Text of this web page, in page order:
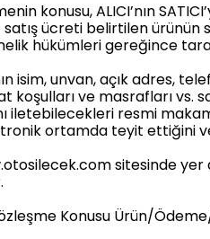
konusu, ALICI’nın
ücreti belirtilen ürünün
hükümleri gereğince
isim, unvan, açık adres,
koşulları ve masrafları vs.
iletebilecekleri resmi
ortamda teyit ettiğini
sitesinde yer
Konusu Ürün/